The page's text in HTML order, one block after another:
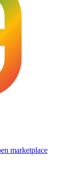
marketplace